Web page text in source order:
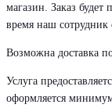
магазин. Заказ будет
время наш сотрудник
Возможна доставка
Услуга
оформляется